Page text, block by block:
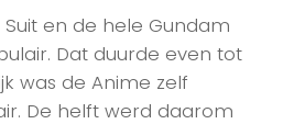
en de hele Gundam
Dat duurde even tot
was de Anime zelf
De helft werd daarom